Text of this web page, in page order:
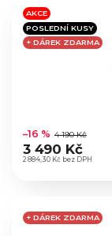
hvězdiček.
AKCE
POSLEDNÍ KUSY
+ DÁREK ZDARMA
hodnocení
produktu
je
hvězdiček.
2 884,30 Kč bez DPH
–16 % 4 190 Kč
3 490 Kč
+ DÁREK ZDARMA